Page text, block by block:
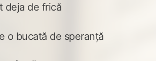
deja de frică
o bucată de speranță